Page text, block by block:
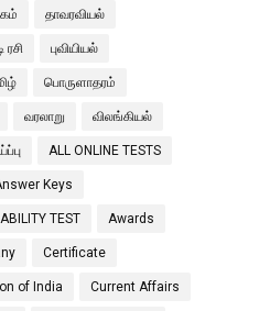
தாவரவியல்
ரசி புவியியல்
பொருளாதரம்
வரலாறு விலங்கியல்
ALL ONLINE TESTS
Keys
TEST Awards
Certificate
of India Current Affairs